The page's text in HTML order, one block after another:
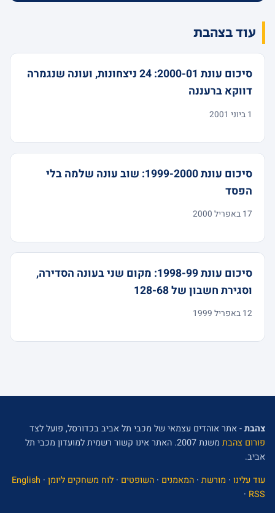
עוד בצהבת
סיכום עונת 2000-01: 24 ניצחונות, ועונה שנגמרה
דווקא ברעננה
1 ביוני 2001
סיכום עונת 1999-2000: שוב עונה שלמה בלי
הפסד
17 באפריל 2000
סיכום עונת 1998-99: מקום שני בעונה הסדירה,
וסגירת חשבון של 128-68
12 באפריל 1999
צהבת- אתר אוהדים עצמאי של מכבי תל אביב בכדורסל, פועל לצד
פורום צהבת
משנת 2007. האתר אינו קשור רשמית למועדון מכבי תל
אביב.
עוד עלינו · מורשת · המאמנים · השופטים · לוח משחקים ליומן ·
English
· RSS